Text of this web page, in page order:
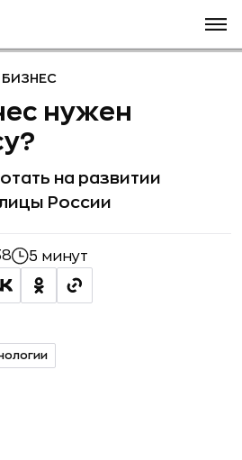
БИЗНЕС
нужен
на развитии
России
5 минут